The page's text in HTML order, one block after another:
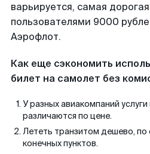
варьируется, самая
пользователями 9000
Аэрофлот.
Как еще сэкономить
билет на самолет без
У разных авиакомпаний
различаются по цене.
Лететь транзитом дешево, по
конечных пунктов.